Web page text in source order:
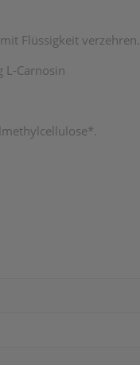
Flüssigkeit verzehren.
L-Carnosin